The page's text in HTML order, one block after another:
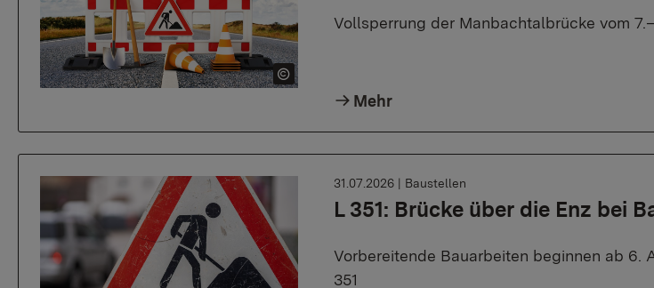
Vollsperrung der Manbachtalbrücke vom
Mehr
L 351: Brücke über die Enz bei
31.07.2026 | Baustellen
Vorbereitende Bauarbeiten beginnen ab 6.
351